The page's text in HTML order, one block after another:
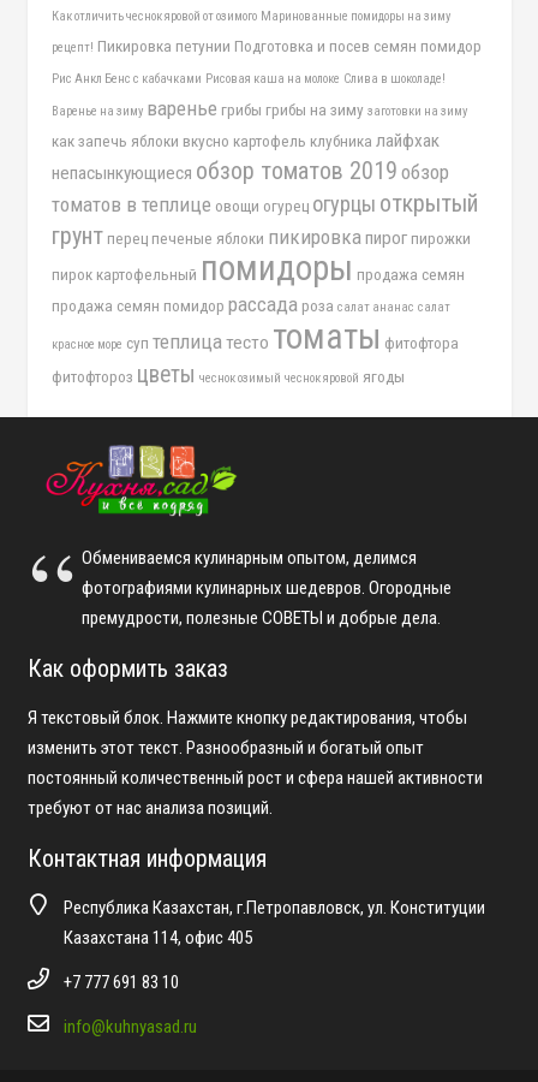
Как отличить чеснок яровой от озимого Маринованные помидоры на зиму
рецепт! Пикировка петунии Подготовка и посев семян помидор
Рис Анкл Бенс с кабачками Рисовая каша на молоке Слива в шоколаде!
Варенье на зиму варенье грибы грибы на зиму заготовки на зиму
как запечь яблоки вкусно картофель клубника лайфхак
непасынкующиеся обзор томатов 2019 обзор
томатов в теплице овощи огурец огурцы открытый
грунт перец печеные яблоки пикировка пирог пирожки
пирок картофельный помидоры продажа семян
продажа семян помидор рассада роза салат ананас салат
красное море суп теплица тесто томаты фитофтора
фитофтороз цветы чеснок озимый чеснок яровой ягоды
Обмениваемся кулинарным опытом, делимся
фотографиями кулинарных шедевров. Огородные
премудрости, полезные СОВЕТЫ и добрые дела.
Как оформить заказ
Я текстовый блок. Нажмите кнопку редактирования, чтобы
изменить этот текст. Разнообразный и богатый опыт
постоянный количественный рост и сфера нашей активности
требуют от нас анализа позиций.
Контактная информация
Республика Казахстан, г.Петропавловск, ул. Конституции
Казахстана 114, офис 405
+7 777 691 83 10
info@kuhnyasad.ru